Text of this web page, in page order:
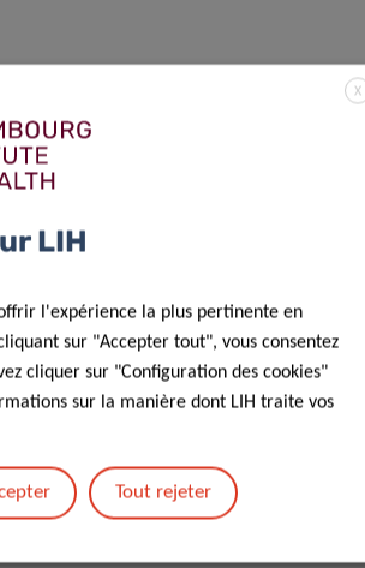
la plateforme,
le
une voie plus
et les
capacités de
le
X
LIH
l'expérience la plus pertinente en
sur "Accepter tout", vous consentez
cliquer sur "Configuration des cookies"
sur la manière dont LIH traite vos
Tout rejeter